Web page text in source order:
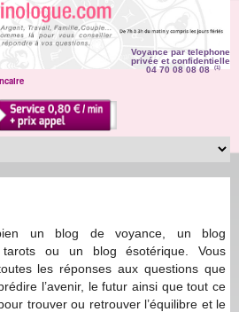
Voyance par telephone
privée et confidentielle
04 70 08 08 08
(1)
un blog de voyance, un blog
tarots ou un blog ésotérique. Vous
les réponses aux questions que
l’avenir, le futur ainsi que tout ce
trouver ou retrouver l’équilibre et le